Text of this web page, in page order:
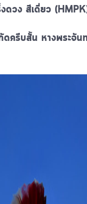
ดวง สีเดี่ยว
ครีบสั้น หางพระจัน